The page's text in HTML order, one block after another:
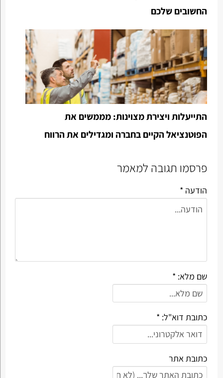
החשובים שלכם
התייעלות ויצירת מצוינות: מממשים את
הפוטנציאל הקיים בחברה ומגדילים את הרווח
פרסמו תגובה למאמר
הודעה *
שם מלא: *
כתובת דוא"ל: *
כתובת אתר